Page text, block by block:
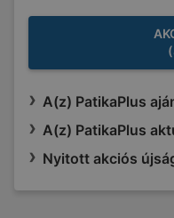
A(z) PatikaPlus
A(z) PatikaPlus
Nyitott akciós